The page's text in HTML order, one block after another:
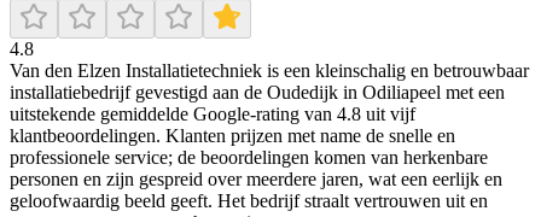
4.8
Van den Elzen Installatietechniek is een kleinschalig en betrouwbaar
installatiebedrijf gevestigd aan de Oudedijk in Odiliapeel met een
uitstekende gemiddelde Google-rating van 4.8 uit vijf
klantbeoordelingen. Klanten prijzen met name de snelle en
professionele service; de beoordelingen komen van herkenbare
personen en zijn gespreid over meerdere jaren, wat een eerlijk en
geloofwaardig beeld geeft. Het bedrijf straalt vertrouwen uit en